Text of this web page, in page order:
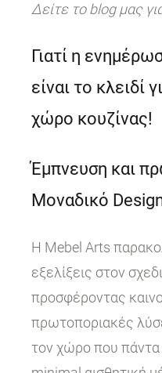
Δείτε το blog μας
Γιατί η
είναι το κλειδί
χώρο κουζίνας!
Έμπνευση και
Μοναδικό
Η Mebel Arts
εξελίξεις στον
προσφέροντας
πρωτοποριακές
τον χώρο που